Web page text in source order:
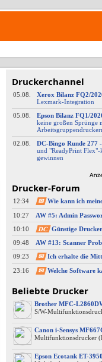
Druckerchannel
05.08. Xerox Bilanz FQ2/
Lexmark-​Integration
05.08.
Epson Bilanz FQ1/
keine großen Sprünge
02.08.
DC-​Bingo Runde 277 -
und "ReadyPrint Flex"-
gewinnen
Drucker-Forum
12:34 ✉
10:27
10:10
DC Günstige
09:48
09:23
✉
23:16
✉
Beliebte Drucker
Brother MFC-
S/W-
Canon i-Sensys
Multifunktionsdrucker
Epson Ecotank ET-3950